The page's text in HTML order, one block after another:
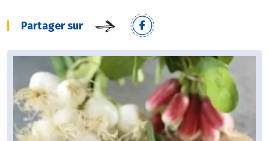
Partager sur